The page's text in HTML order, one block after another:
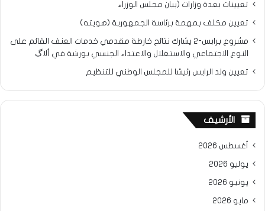
تعيينات بعدة وزارات (بيان مجلس الوزراء
تعيين مكلف بمهمة برئاسة الجمهورية (هويته)
مشروع برابس-2 يشارك نتائح خارطة مقدمي خدمات العنف القائم على
النوع الاجتماعي والاستغلال والاعتداء الجنسي بورشة في ألاگ
تعيين ولد الرايس رئيسًا للمجلس الوطني للتنظيم
الأرشيف
أغسطس 2026
يوليو 2026
يونيو 2026
مايو 2026